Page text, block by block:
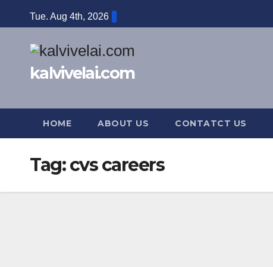
to
Tue. Aug 4th, 2026
kalvivelai.com
HOME ABOUT US CONTATCT US
Tag:cvs careers